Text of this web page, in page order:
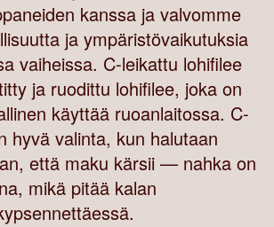
kanssa ja valvomme
ja ympäristövaikutuksia
vaiheissa. C-leikattu lohifilee
ja ruodittu lohifilee, joka on
käyttää ruoanlaitossa. C-
hyvä valinta, kun halutaan
että maku kärsii — nahka on
mikä pitää kalan